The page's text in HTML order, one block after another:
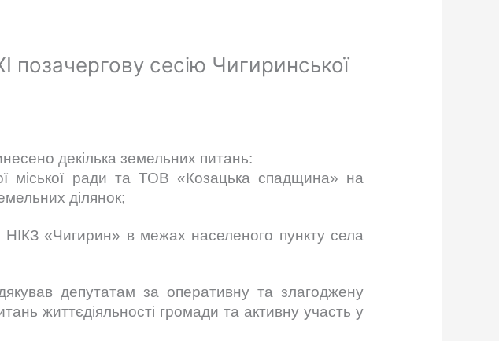
позачергову сесію Чигиринської
декілька земельних питань:
міської ради та ТОВ «Козацька спадщина» на
ділянок;
НІКЗ «Чигирин» в межах населеного пункту села
депутатам за оперативну та злагоджену
життєдіяльності громади та активну участь у